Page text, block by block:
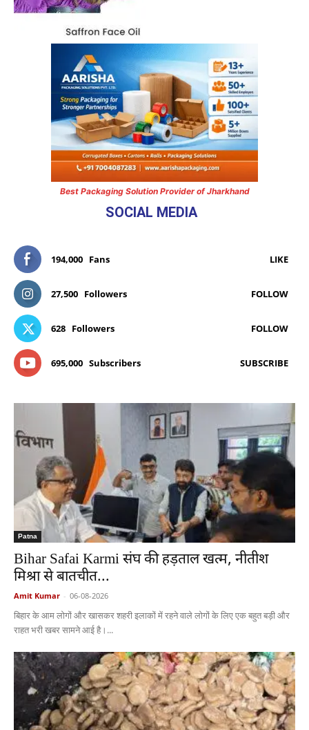
Best Packaging Solution Provider of Jharkhand
SOCIAL MEDIA
194,000 Fans LIKE
27,500 Followers FOLLOW
628 Followers FOLLOW
695,000 Subscribers SUBSCRIBE
Patna
Bihar Safai Karmi संघ की हड़ताल खत्म, नीतीश
मिश्रा से बातचीत...
Amit Kumar - 06-08-2026
बिहार के आम लोगों और खासकर शहरी इलाकों में रहने वाले लोगों के लिए एक बहुत बड़ी और
राहत भरी खबर सामने आई है।...